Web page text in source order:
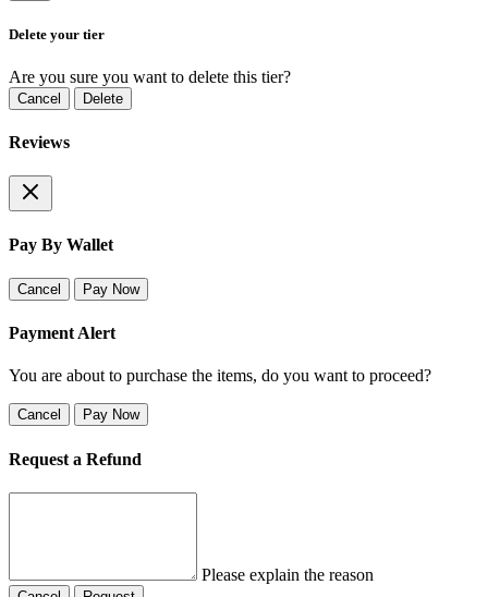
Delete your tier
Are you sure you want to delete this tier?
Cancel Delete
Reviews
Pay By Wallet
Cancel Pay Now
Payment Alert
You are about to purchase the items, do you want to proceed?
Cancel Pay Now
Request a Refund
Please explain the reason